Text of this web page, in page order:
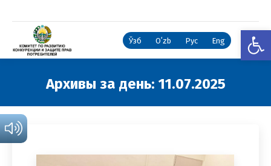
Ўзб Oʻzb Рус Eng
Архивы за день: 11.07.2025